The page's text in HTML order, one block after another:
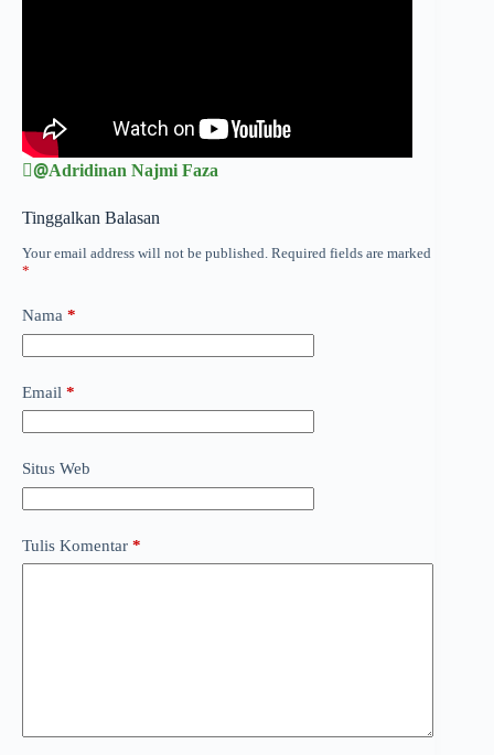
@ِAdridinan Najmi Faza
Tinggalkan Balasan
Your email address will not be published. Required fields are marked
*
Nama *
Email *
Situs Web
Tulis Komentar *